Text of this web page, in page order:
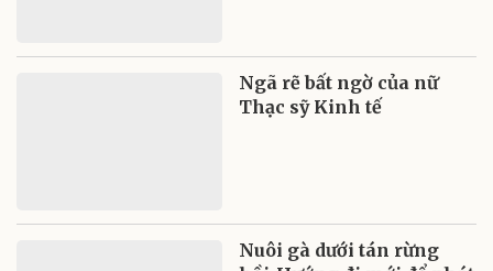
Ngã rẽ bất ngờ của nữ
Thạc sỹ Kinh tế
Nuôi gà dưới tán rừng